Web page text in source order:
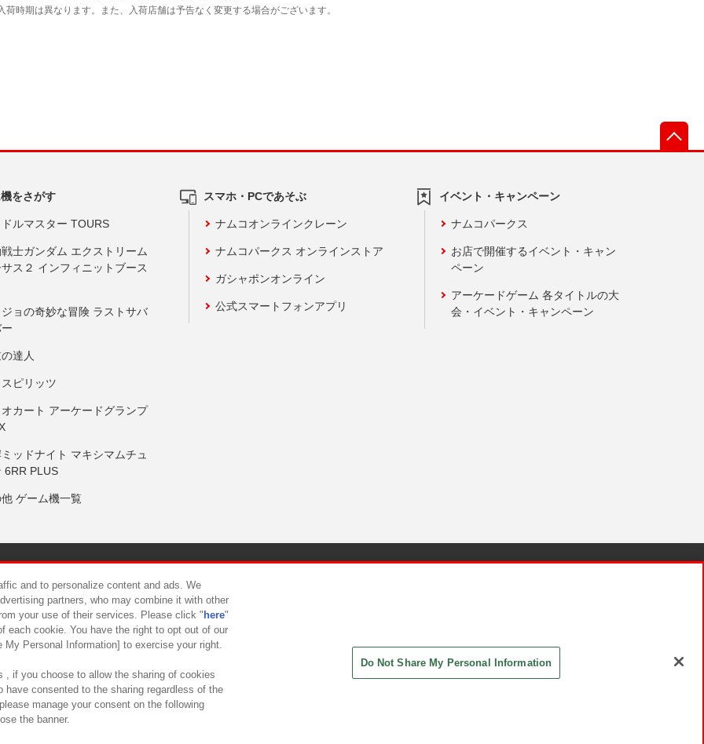
をさがす
ルマスター TOURS
士ガンダム エクストリーム
ス２ インフィニットブース
ョの奇妙な冒険 ラストサバ
達人
ピリッツ
カート アーケードグランプ
ッドナイト マキシマムチュ
6RR PLUS
ゲーム機一覧
スマホ・PCであそぶ
ナムコオンラインクレーン
ナムコパークス オンラインストア
ガシャポンオンライン
公式スマートフォンアプリ
イベント・キャンペーン
ナムコパークス
お店で開催するイベント・キャン
ペーン
アーケードゲーム 各タイトルの大
会・イベント・キャンペーン
について カスタマーハラスメント対応方針
and to personalize content and ads. We
partners, who may combine it with other
your use of their services. Please click " here"
each cookie. You have the right to opt out of our
Personal Information] to exercise your right.
, if you choose to allow the sharing of cookies
have consented to the sharing regardless of the
manage your consent on the following
the banner.
Do Not Share My Personal Information